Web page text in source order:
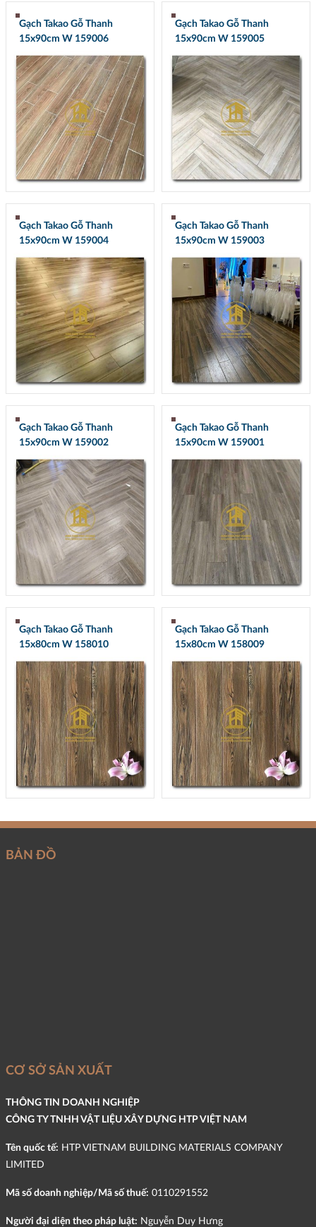
Gạch Takao Gỗ Thanh
15x90cm W 159006
Gạch Takao Gỗ Thanh
15x90cm W 159005
Gạch Takao Gỗ Thanh
15x90cm W 159004
Gạch Takao Gỗ Thanh
15x90cm W 159003
Gạch Takao Gỗ Thanh
15x90cm W 159002
Gạch Takao Gỗ Thanh
15x90cm W 159001
Gạch Takao Gỗ Thanh
15x80cm W 158010
Gạch Takao Gỗ Thanh
15x80cm W 158009
BẢN ĐỒ
CƠ SỞ SẢN XUẤT
THÔNG TIN DOANH NGHIỆP
CÔNG TY TNHH VẬT LIỆU XÂY DỰNG HTP VIỆT NAM
Tên quốc tế: HTP VIETNAM BUILDING MATERIALS COMPANY
LIMITED
Mã số doanh nghiệp/Mã số thuế: 0110291552
Người đại diện theo pháp luật: Nguyễn Duy Hưng